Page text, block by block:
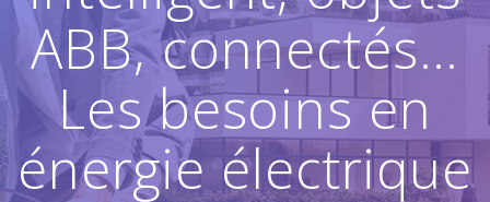
ABB, connectés…
Les besoins en
énergie électrique